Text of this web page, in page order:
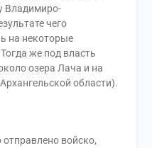
Владимиро-
чего
на некоторые
же под власть
озера Лача и на
области).
войско,